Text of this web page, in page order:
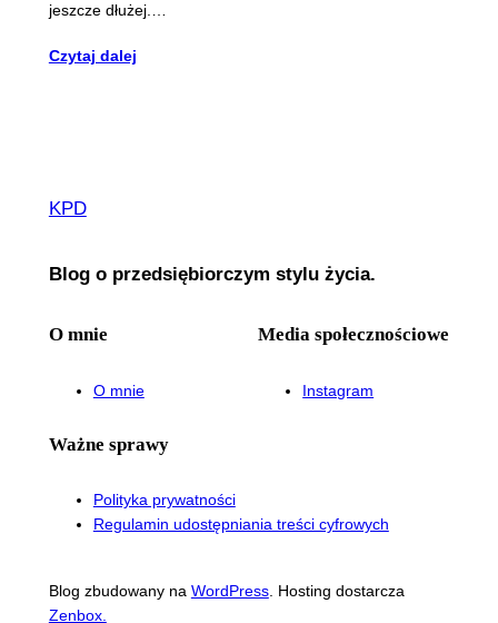
jeszcze dłużej.…
Czytaj dalej
KPD
Blog o przedsiębiorczym stylu życia.
O mnie
O mnie
Media społecznościowe
Instagram
Ważne sprawy
Polityka prywatności
Regulamin udostępniania treści cyfrowych
Blog zbudowany na WordPress. Hosting dostarcza
Zenbox.